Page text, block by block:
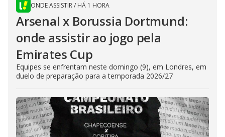
ONDE ASSISTIR/ HÁ 1 HORA
Arsenal x Borussia Dortmund:
onde assistir ao jogo pela
Emirates Cup
Equipes se enfrentam neste domingo (9), em Londres, em
duelo de preparação para a temporada 2026/27